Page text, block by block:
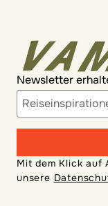
Newsletter
Mit dem Klick auf
unsere